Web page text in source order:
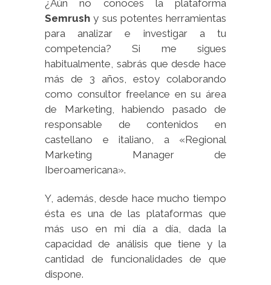
¿Aún no conoces la plataforma
Semrush y sus potentes herramientas
para analizar e investigar a tu
competencia? Si me sigues
habitualmente, sabrás que desde hace
más de 3 años, estoy colaborando
como consultor freelance en su área
de Marketing, habiendo pasado de
responsable de contenidos en
castellano e italiano, a «Regional
Marketing Manager de
Iberoamericana».
Y, además, desde hace mucho tiempo
ésta es una de las plataformas que
más uso en mi día a día, dada la
capacidad de análisis que tiene y la
cantidad de funcionalidades de que
dispone.